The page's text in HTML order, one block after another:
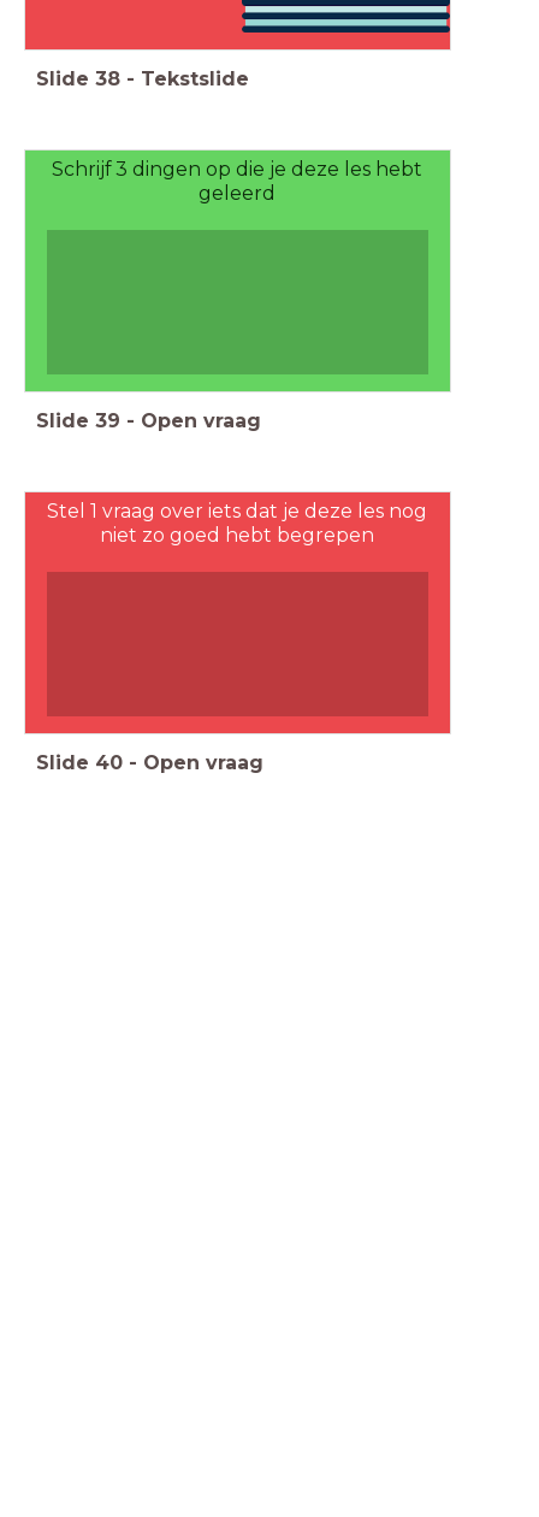
Slide 38 - Tekstslide
Schrijf 3 dingen op die je deze les hebt
geleerd
Slide 39 - Open vraag
Stel 1 vraag over iets dat je deze les nog
niet zo goed hebt begrepen
Slide 40 - Open vraag